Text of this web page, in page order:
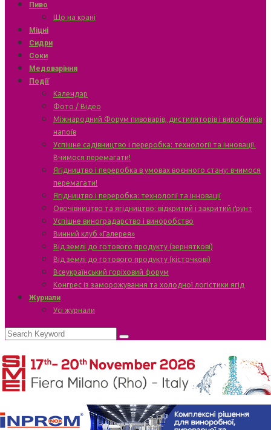
Пиво
Що на крані
Міцні
Сидри
Соки
Медоваріння
Події
Календар
Фото / Відео
Міжнародний Форум пивоварів, дистиляторів і виробників
напоїв
Успішне садівництво і переробка: технології та інновації.
Вчимося перемагати!
Ягідництво і переробка в умовах воєнного стану: вчимося
перемагати!
Ягідництво і переробка: технології та інновації
Овочівництво та ягідництво: відкритий і закритий ґрунт
Успішне виноградарство і виноробство
Винний клуб «Галерея»
Від землі до готового продукту (зерняткові)
Від землі до готового продукту (кісточкові)
Всеукраїнський горіховий форум
Конгрес із заморожування та холодної логістики ягід
Журнали
Усі журнали